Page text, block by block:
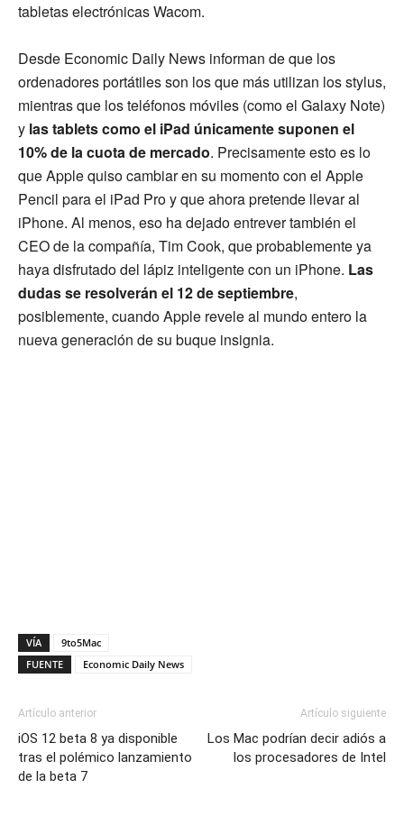
tabletas electrónicas Wacom.
Desde Economic Daily News informan de que los
ordenadores portátiles son los que más utilizan los stylus,
mientras que los teléfonos móviles (como el Galaxy Note)
y las tablets como el iPad únicamente suponen el
10% de la cuota de mercado. Precisamente esto es lo
que Apple quiso cambiar en su momento con el Apple
Pencil para el iPad Pro y que ahora pretende llevar al
iPhone. Al menos, eso ha dejado entrever también el
CEO de la compañía, Tim Cook, que probablemente ya
haya disfrutado del lápiz inteligente con un iPhone. Las
dudas se resolverán el 12 de septiembre,
posiblemente, cuando Apple revele al mundo entero la
nueva generación de su buque insignia.
VÍA
9to5Mac
FUENTE
Economic Daily News
Artículo anterior
iOS 12 beta 8 ya disponible
tras el polémico lanzamiento
de la beta 7
Artículo siguiente
Los Mac podrían decir adiós a
los procesadores de Intel